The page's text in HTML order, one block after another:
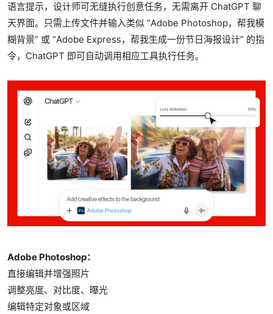
语言提示，设计师可无缝执行创意任务，无需离开 ChatGPT 聊
天界面。只需上传文件并输入类似 “Adobe Photoshop，帮我模
糊背景” 或 “Adobe Express，帮我生成一份节日海报设计” 的指
令，ChatGPT 即可自动调用相应工具执行任务。
Adobe Photoshop：
直接编辑并增强照片
调整亮度、对比度、曝光
编辑特定对象或区域